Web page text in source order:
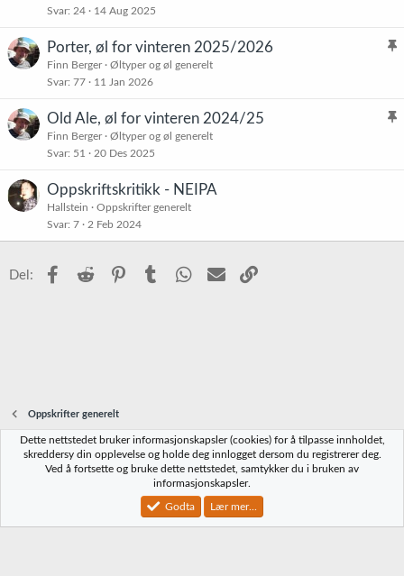
Svar 24 14 Aug 2025
K
t
Porter, øl for vinteren 2025/2026
Finn Berger
Øltyper og øl generelt
Svar 77 11 Jan 2026
K
Old Ale, øl for vinteren 2024/25
Finn Berger
Øltyper og øl generelt
Svar 51 20 Des 2025
Oppskriftskritikk - NEIPA
Hallstein
Oppskrifter generelt
Svar 7 2 Feb 2024
Del: Facebook
Reddit PinterestTumblr WhatsApp
E-post
Oppskrifter generelt
Norbrygg-default
Vilkår og regler Personvernregler
Community platform by XenForo® © 2010-2023 XenForo Ltd.
Dette nettstedet bruker informasjonskapsler (cookies) for å tilpasse innholdet,
skreddersy din opplevelse og holde deg innlogget dersom du registrerer deg.
Ved å fortsette og bruke dette nettstedet, samtykker du i bruken av
informasjonskapsler.
Godta Lær mer...